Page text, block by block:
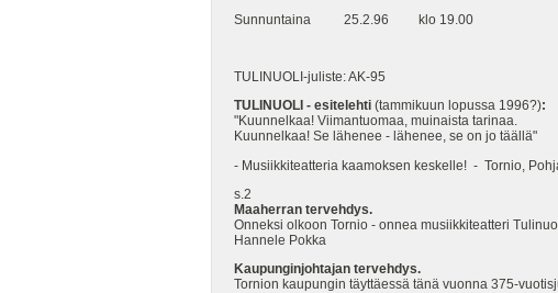
Sunnuntaina 25.2.96 klo 19.00
TULINUOLI-juliste: AK-95
TULINUOLI - esitelehti (tammikuun lopussa 1996?):
"Kuunnelkaa! Viimantuomaa, muinaista tarinaa.
Kuunnelkaa! Se lähenee - lähenee, se on jo täällä"
- Musiikkiteatteria kaamoksen keskelle! - Tornio,
s.2
Maaherran tervehdys.
Onneksi olkoon Tornio - onnea musiikkiteatteri
Hannele Pokka
Kaupunginjohtajan tervehdys.
Tornion kaupungin täyttäessä tänä vuonna 375-